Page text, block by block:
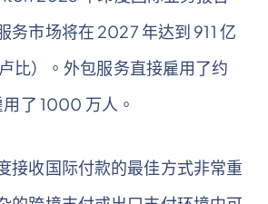
务市场将在 2027 年达到 911 亿
比）。外包服务直接雇用了约
了 1000 万人。
接收国际付款的最佳方式非常重